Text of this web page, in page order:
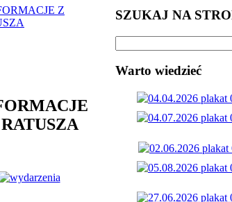
SZUKAJ NA
Warto wiedzieć